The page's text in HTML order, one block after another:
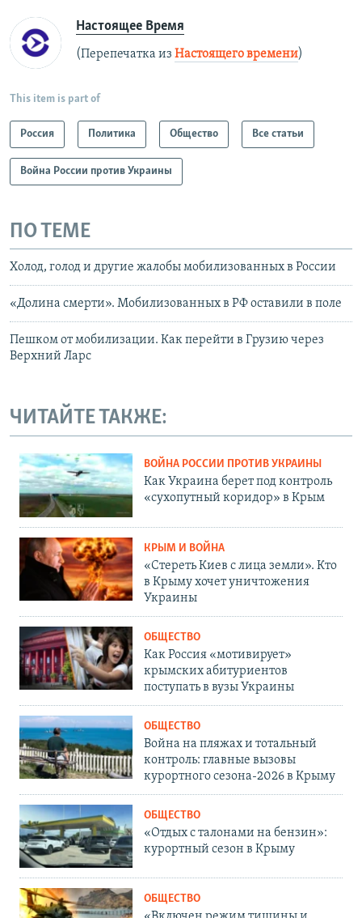
Настоящее Время
(Перепечатка из Настоящего времени)
This item is part of
Россия Политика Общество Все статьи
Война России против Украины
ПО ТЕМЕ
Холод, голод и другие жалобы мобилизованных в России
«Долина смерти». Мобилизованных в РФ оставили в поле
Пешком от мобилизации. Как перейти в Грузию через
Верхний Ларс
ЧИТАЙТЕ ТАКЖЕ:
ВОЙНА РОССИИ ПРОТИВ УКРАИНЫ
Как Украина берет под контроль
«сухопутный коридор» в Крым
КРЫМ И ВОЙНА
«Стереть Киев с лица земли». Кто
в Крыму хочет уничтожения
Украины
ОБЩЕСТВО
Как Россия «мотивирует»
крымских абитуриентов
поступать в вузы Украины
ОБЩЕСТВО
Война на пляжах и тотальный
контроль: главные вызовы
курортного сезона-2026 в Крыму
ОБЩЕСТВО
«Отдых с талонами на бензин»:
курортный сезон в Крыму
ОБЩЕСТВО